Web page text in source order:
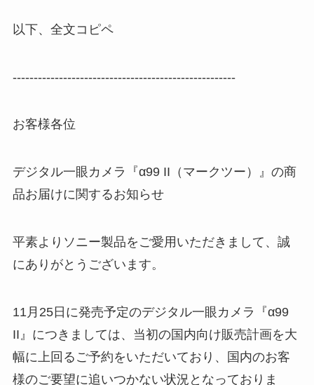
以下、全文コピペ
-----------------------------------------------------
お客様各位
デジタル一眼カメラ『α99 II（マークツー）』の商
品お届けに関するお知らせ
平素よりソニー製品をご愛用いただきまして、誠
にありがとうございます。
11月25日に発売予定のデジタル一眼カメラ『α99
II』につきましては、当初の国内向け販売計画を大
幅に上回るご予約をいただいており、国内のお客
様のご要望に追いつかない状況となっておりま